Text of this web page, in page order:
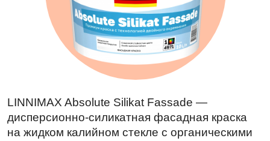
LINNIMAX Absolute Silikat Fassade —
дисперсионно-силикатная фасадная краска
на жидком калийном стекле с органическими
пигменты и наполнители. Отличается высокой
щелочам и плесени, сохраняет цвет в течение
долгого времени.